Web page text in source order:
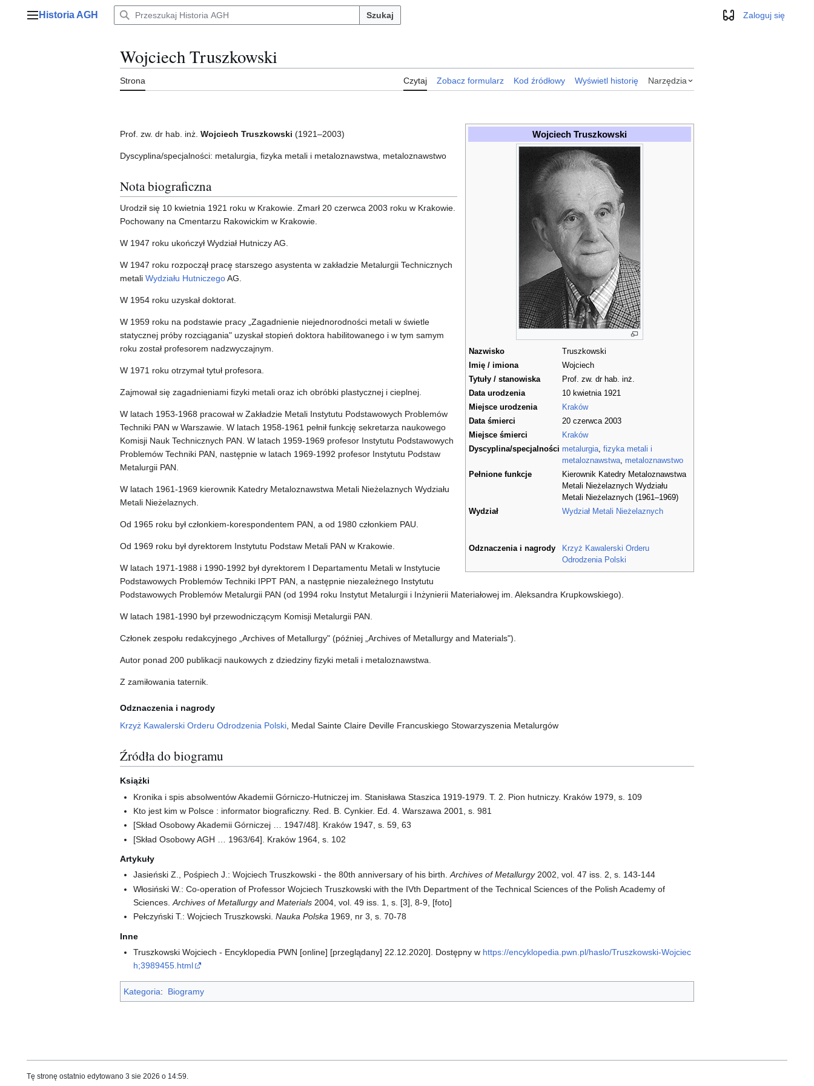
Menu główne
Historia AGH Szukaj WyglądZaloguj się
Wojciech Truszkowski
Strona Czytaj Zobacz formularz Kod źródłowy Wyświetl historię Narzędzia
Wojciech Truszkowski
Nazwisko
Truszkowski
Imię / imiona
Wojciech
Tytuły / stanowiska
Prof. zw. dr hab. inż.
Data urodzenia
10 kwietnia 1921
Miejsce urodzenia
Kraków
Data śmierci
20 czerwca 2003
Miejsce śmierci
Kraków
Dyscyplina/specjalności metalurgia fizyka metali i
metaloznawstwa metaloznawstwo
Pełnione funkcje
Kierownik Katedry Metaloznawstwa
Metali Nieżelaznych Wydziału
Metali Nieżelaznych (1961–1969)
Wydział
Wydział Metali Nieżelaznych
Odznaczenia i nagrody
Krzyż Kawalerski Orderu
Odrodzenia Polski
Prof. zw. dr hab. inż. Wojciech Truszkowski (1921–2003)
Dyscyplina/specjalności: metalurgia, fizyka metali i metaloznawstwa, metaloznawstwo
Nota biograficzna
Urodził się 10 kwietnia 1921 roku w Krakowie. Zmarł 20 czerwca 2003 roku w Krakowie.
Pochowany na Cmentarzu Rakowickim w Krakowie.
W 1947 roku ukończył Wydział Hutniczy AG.
W 1947 roku rozpoczął pracę starszego asystenta w zakładzie Metalurgii Technicznych
metali Wydziału HutniczegoAG.
W 1954 roku uzyskał doktorat.
W 1959 roku na podstawie pracy „Zagadnienie niejednorodności metali w świetle
statycznej próby rozciągania" uzyskał stopień doktora habilitowanego i w tym samym
roku został profesorem nadzwyczajnym.
W 1971 roku otrzymał tytuł profesora.
Zajmował się zagadnieniami fizyki metali oraz ich obróbki plastycznej i cieplnej.
W latach 1953-1968 pracował w Zakładzie Metali Instytutu Podstawowych Problemów
Techniki PAN w Warszawie. W latach 1958-1961 pełnił funkcję sekretarza naukowego
Komisji Nauk Technicznych PAN. W latach 1959-1969 profesor Instytutu Podstawowych
Problemów Techniki PAN, następnie w latach 1969-1992 profesor Instytutu Podstaw
Metalurgii PAN.
W latach 1961-1969 kierownik Katedry Metaloznawstwa Metali Nieżelaznych Wydziału
Metali Nieżelaznych.
Od 1965 roku był członkiem-korespondentem PAN, a od 1980 członkiem PAU.
Od 1969 roku był dyrektorem Instytutu Podstaw Metali PAN w Krakowie.
W latach 1971-1988 i 1990-1992 był dyrektorem I Departamentu Metali w Instytucie
Podstawowych Problemów Techniki IPPT PAN, a następnie niezależnego Instytutu
Podstawowych Problemów Metalurgii PAN (od 1994 roku Instytut Metalurgii i Inżynierii Materiałowej im. Aleksandra Krupkowskiego).
W latach 1981-1990 był przewodniczącym Komisji Metalurgii PAN.
Członek zespołu redakcyjnego „Archives of Metallurgy" (później „Archives of Metallurgy and Materials").
Autor ponad 200 publikacji naukowych z dziedziny fizyki metali i metaloznawstwa.
Z zamiłowania taternik.
Odznaczenia i nagrody
Krzyż Kawalerski Orderu Odrodzenia Polski , Medal Sainte Claire Deville Francuskiego Stowarzyszenia Metalurgów
Źródła do biogramu
Książki
Kronika i spis absolwentów Akademii Górniczo-Hutniczej im. Stanisława Staszica 1919-1979. T. 2. Pion hutniczy. Kraków 1979, s. 109
Kto jest kim w Polsce : informator biograficzny. Red. B. Cynkier. Ed. 4. Warszawa 2001, s. 981
[Skład Osobowy Akademii Górniczej … 1947/48]. Kraków 1947, s. 59, 63
[Skład Osobowy AGH … 1963/64]. Kraków 1964, s. 102
Artykuły
Jasieński Z., Pośpiech J.: Wojciech Truszkowski - the 80th anniversary of his birth.Archives of Metallurgy2002, vol. 47 iss. 2, s. 143-144
Włosiński W.: Co-operation of Professor Wojciech Truszkowski with the IVth Department of the Technical Sciences of the Polish Academy of
Sciences.Archives of Metallurgy and Materials 2004, vol. 49 iss. 1, s. [3], 8-9, [foto]
Pełczyński T.: Wojciech Truszkowski.Nauka Polska 1969, nr 3, s. 70-78
Inne
Truszkowski Wojciech - Encyklopedia PWN [online] [przeglądany] 22.12.2020]. Dostępny w https://encyklopedia.pwn.pl/haslo/Truszkowski-Wojciec
h;3989455.html
Kategoria: Biogramy
Tę stronę ostatnio edytowano 3 sie 2026 o 14:59.